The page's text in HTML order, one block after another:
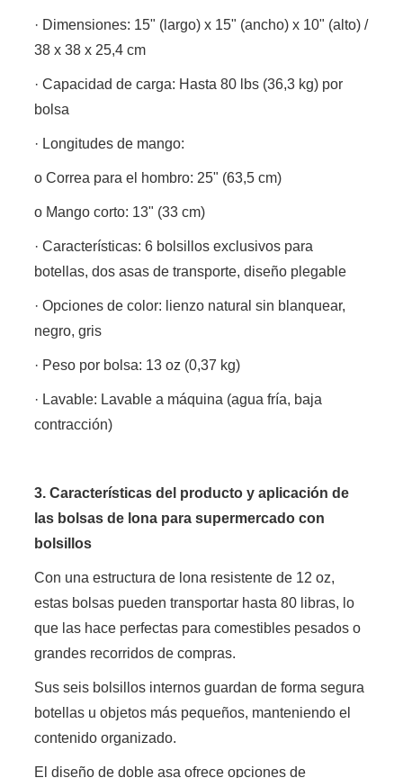
· Dimensiones: 15" (largo) x 15" (ancho) x 10" (alto) /
38 x 38 x 25,4 cm
· Capacidad de carga: Hasta 80 lbs (36,3 kg) por
bolsa
· Longitudes de mango:
o Correa para el hombro: 25" (63,5 cm)
o Mango corto: 13" (33 cm)
· Características: 6 bolsillos exclusivos para
botellas, dos asas de transporte, diseño plegable
· Opciones de color: lienzo natural sin blanquear,
negro, gris
· Peso por bolsa: 13 oz (0,37 kg)
· Lavable: Lavable a máquina (agua fría, baja
contracción)
3. Características del producto y aplicación de
las bolsas de lona para supermercado con
bolsillos
Con una estructura de lona resistente de 12 oz,
estas bolsas pueden transportar hasta 80 libras, lo
que las hace perfectas para comestibles pesados ​​o
grandes recorridos de compras.
Sus seis bolsillos internos guardan de forma segura
botellas u objetos más pequeños, manteniendo el
contenido organizado.
El diseño de doble asa ofrece opciones de